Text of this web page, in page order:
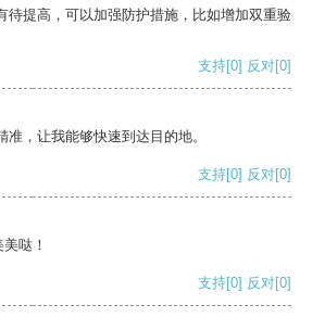
待提高，可以加强防护措施，比如增加双重验
支持[0] 反对[0]
，让我能够快速到达目的地。
支持[0] 反对[0]
哒！
支持[0] 反对[0]